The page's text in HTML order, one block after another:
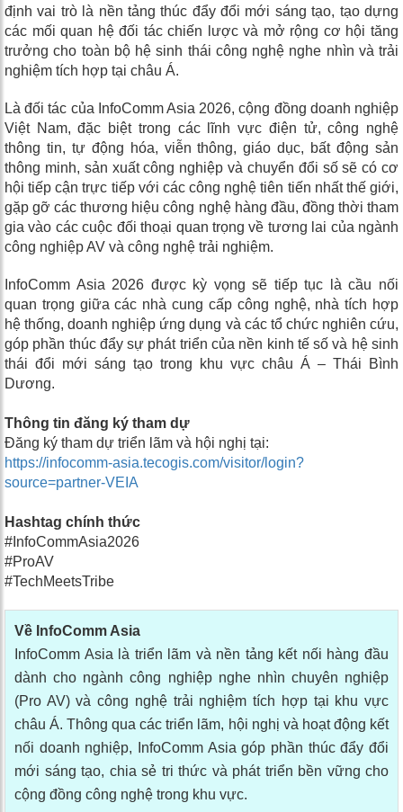
định vai trò là nền tảng thúc đẩy đổi mới sáng tạo, tạo dựng
các mối quan hệ đối tác chiến lược và mở rộng cơ hội tăng
trưởng cho toàn bộ hệ sinh thái công nghệ nghe nhìn và trải
nghiệm tích hợp tại châu Á.
Là đối tác của InfoComm Asia 2026, cộng đồng doanh nghiệp
Việt Nam, đặc biệt trong các lĩnh vực điện tử, công nghệ
thông tin, tự động hóa, viễn thông, giáo dục, bất động sản
thông minh, sản xuất công nghiệp và chuyển đổi số sẽ có cơ
hội tiếp cận trực tiếp với các công nghệ tiên tiến nhất thế giới,
gặp gỡ các thương hiệu công nghệ hàng đầu, đồng thời tham
gia vào các cuộc đối thoại quan trọng về tương lai của ngành
công nghiệp AV và công nghệ trải nghiệm.
InfoComm Asia 2026 được kỳ vọng sẽ tiếp tục là cầu nối
quan trọng giữa các nhà cung cấp công nghệ, nhà tích hợp
hệ thống, doanh nghiệp ứng dụng và các tổ chức nghiên cứu,
góp phần thúc đẩy sự phát triển của nền kinh tế số và hệ sinh
thái đổi mới sáng tạo trong khu vực châu Á – Thái Bình
Dương.
Thông tin đăng ký tham dự
Đăng ký tham dự triển lãm và hội nghị tại:
https://infocomm-asia.tecogis.com/visitor/login?
source=partner-VEIA
Hashtag chính thức
#InfoCommAsia2026
#ProAV
#TechMeetsTribe
Về InfoComm Asia
InfoComm Asia là triển lãm và nền tảng kết nối hàng đầu
dành cho ngành công nghiệp nghe nhìn chuyên nghiệp
(Pro AV) và công nghệ trải nghiệm tích hợp tại khu vực
châu Á. Thông qua các triển lãm, hội nghị và hoạt động kết
nối doanh nghiệp, InfoComm Asia góp phần thúc đẩy đổi
mới sáng tạo, chia sẻ tri thức và phát triển bền vững cho
cộng đồng công nghệ trong khu vực.